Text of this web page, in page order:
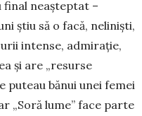
ne­așteptat –
știu să o facă, neliniști,
intense, admirație,
și are „resurse
pu­teau bănui unei femei
„Soră lume” face parte